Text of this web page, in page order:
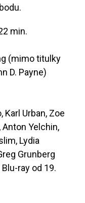
min.
(mimo titulky
D. Payne)
Karl Urban, Zoe
Anton Yelchin,
Lydia
Grunberg
ray od 19.